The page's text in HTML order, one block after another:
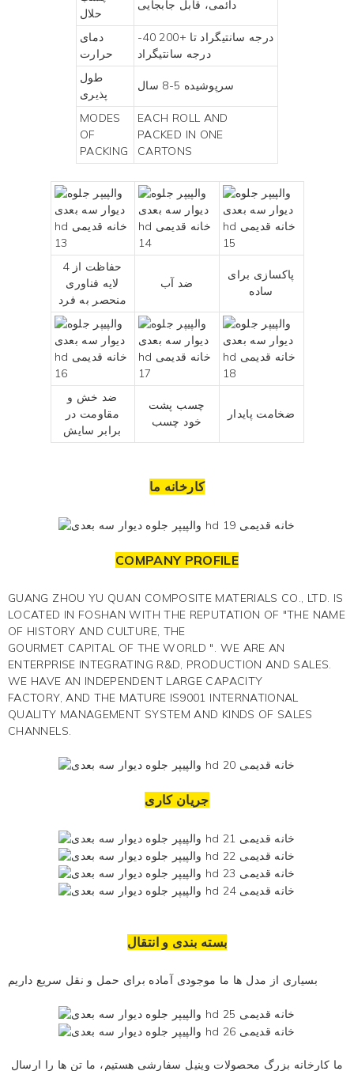
حلال
دائمی، قابل جابجایی
دمای
حرارت
-40 درجه سانتیگراد تا +200
درجه سانتیگراد
طول
پذیری
سرپوشیده 5-8 سال
MODES
OF
PACKING
EACH ROLL AND
PACKED IN ONE
CARTONS
حفاظت از 4
لایه فناوری
منحصر به فرد
ضد آب
پاکسازی برای
ساده
ضد خش و
مقاومت در
برابر سایش
چسب پشت
خود چسب
ضخامت پایدار
کارخانه ما
COMPANY PROFILE
GUANG ZHOU YU QUAN COMPOSITE MATERIALS CO., LTD. IS
LOCATED IN FOSHAN WITH THE REPUTATION OF "THE NAME
OF HISTORY AND CULTURE, THE
GOURMET CAPITAL OF THE WORLD ". WE ARE AN
ENTERPRISE INTEGRATING R&D, PRODUCTION AND SALES.
WE HAVE AN INDEPENDENT LARGE CAPACITY
FACTORY, AND THE MATURE IS9001 INTERNATIONAL
QUALITY MANAGEMENT SYSTEM AND KINDS OF SALES
CHANNELS.
جریان کاری
بسته بندی و انتقال
بسیاری از مدل ها ما موجودی آماده برای حمل و نقل سریع داریم
ما کارخانه بزرگ محصولات وینیل سفارشی هستیم، ما تن ها را ارسال